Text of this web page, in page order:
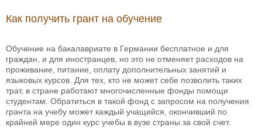
Как получить грант на обучение
Обучение на бакалавриате в Германии бесплатное и для
граждан, и для иностранцев, но это не отменяет расходов на
проживание, питание, оплату дополнительных занятий и
языковых курсов. Для тех, кто не может себе позволить таких
трат, в стране работают многочисленные фонды помощи
студентам. Обратиться в такой фонд с запросом на получения
гранта на учебу может каждый учащийся, окончивший по
крайней мере один курс учебы в вузе страны за свой счет.